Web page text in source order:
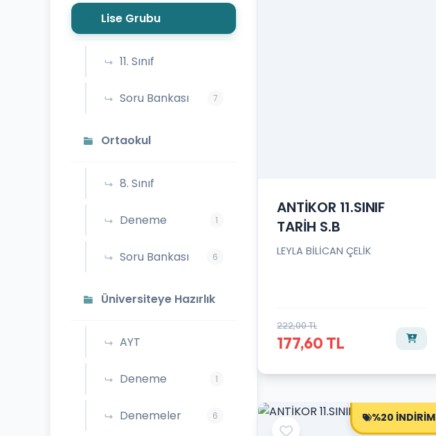
Lise Grubu
11. Sınıf
Soru Bankası 7
Ortaokul
8. Sınıf
Deneme 1
Soru Bankası 6
Üniversiteye Hazırlık
AYT
Deneme 1
Denemeler 6
ANTİKOR 11.SINIF
TARİH S.B
LEYLA BİLİCAN ÇELİK
222,00 TL
177,60 TL
%20 İNDİRİM